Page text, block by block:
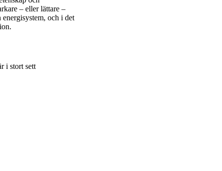
– eller lättare –
och i det
i stort sett